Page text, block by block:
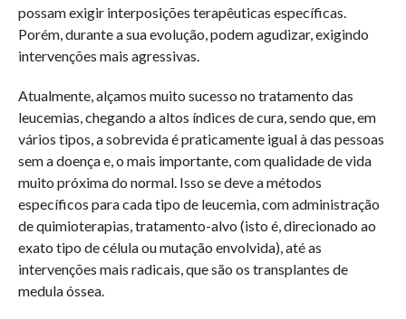
possam exigir interposições terapêuticas específicas.
Porém, durante a sua evolução, podem agudizar, exigindo
intervenções mais agressivas.
Atualmente, alçamos muito sucesso no tratamento das
leucemias, chegando a altos índices de cura, sendo que, em
vários tipos, a sobrevida é praticamente igual à das pessoas
sem a doença e, o mais importante, com qualidade de vida
muito próxima do normal. Isso se deve a métodos
específicos para cada tipo de leucemia, com administração
de quimioterapias, tratamento-alvo (isto é, direcionado ao
exato tipo de célula ou mutação envolvida), até as
intervenções mais radicais, que são os transplantes de
medula óssea.